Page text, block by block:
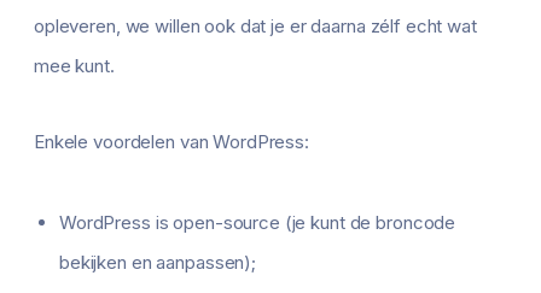
opleveren, we willen ook dat je er daarna zélf echt wat
mee kunt.
Enkele voordelen van WordPress:
WordPress is open-source (je kunt de broncode
bekijken en aanpassen);